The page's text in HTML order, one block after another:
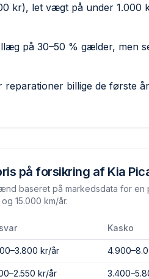
kr), let vægt på under 1.000
på 30–50 % gælder, men
billige de første
på forsikring af Kia
baseret på markedsdata for en
15.000 km/år.
Kasko
kr/år
kr/år